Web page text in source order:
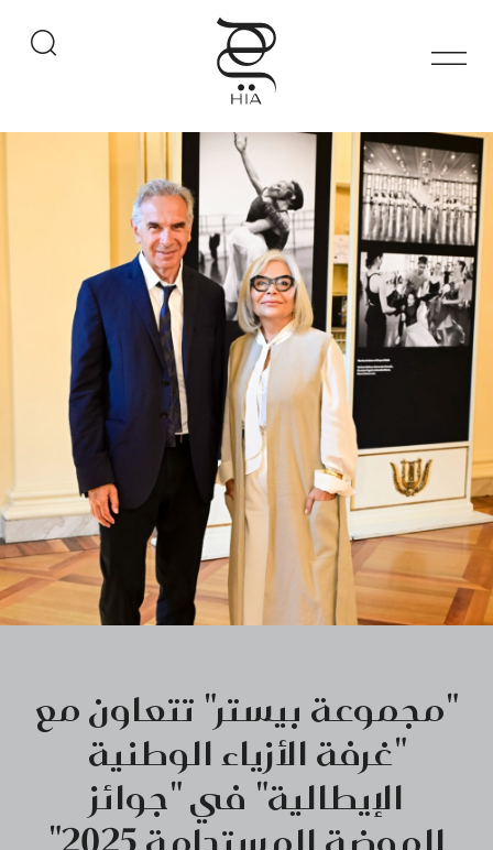
"مجموعة بيستر" تتعاون مع
"غرفة الأزياء الوطنية
الإيطالية" في "جوائز